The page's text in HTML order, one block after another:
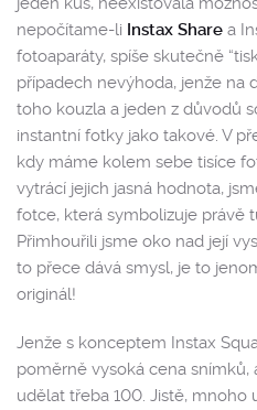
nepočítame-li Instax Share a
fotoaparáty, spíše skutečně
případech nevýhoda, jenže na
toho kouzla a jeden z důvodů
instantní fotky jako takové. V
kdy máme kolem sebe tisíce
vytrácí jejich jasná hodnota,
fotce, která symbolizuje právě
Přimhouřili jsme oko nad její
to přece dává smysl, je to
originál!
Jenže s konceptem Instax
poměrně vysoká cena
udělat třeba 100. Jistě,